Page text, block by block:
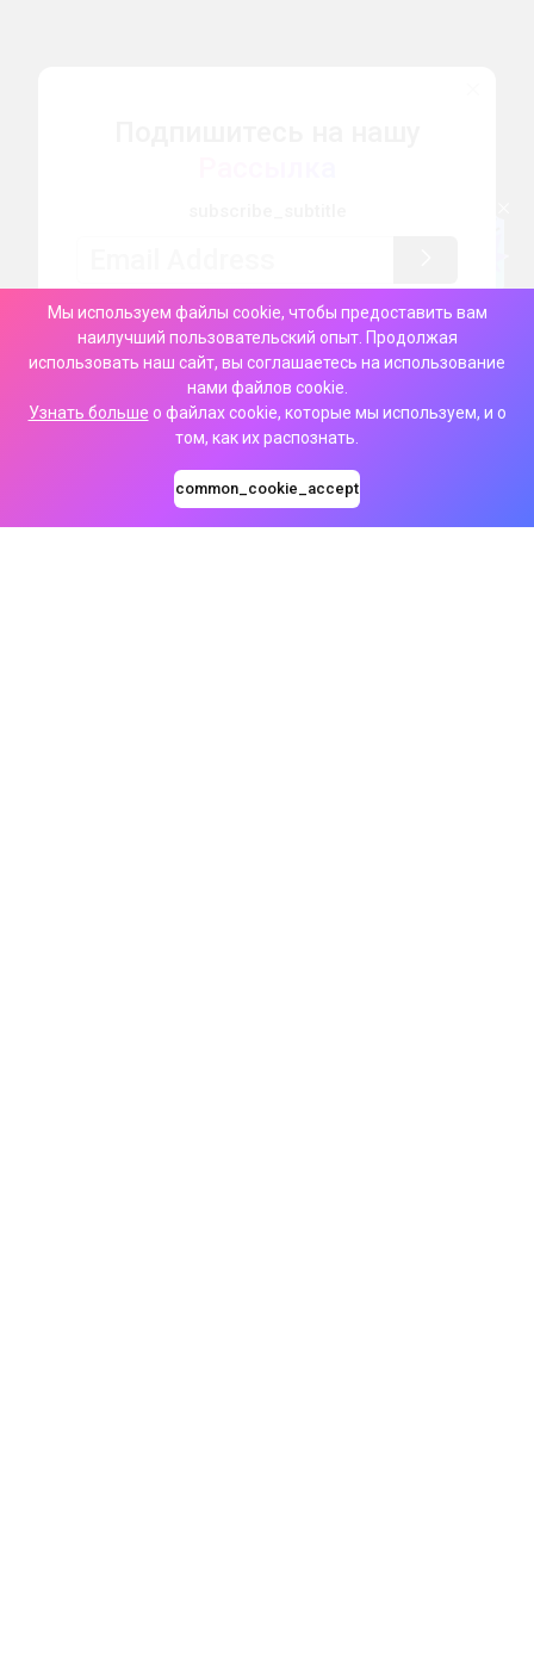
Мы используем файлы cookie, чтобы предоставить вам
наилучший пользовательский опыт. Продолжая
использовать наш сайт, вы соглашаетесь на использование
нами файлов cookie.
Узнать больше о файлах cookie, которые мы используем, и о
том, как их распознать.
common_cookie_accept